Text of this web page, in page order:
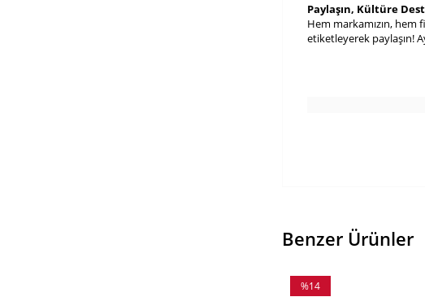
Paylaşın, Kültüre
Hem markamızın,
etiketleyerek paylaşın!
Benzer Ürünler
%14